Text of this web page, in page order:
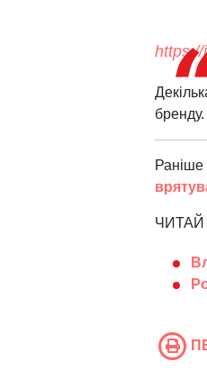
бренду.
ЧИТАЙ